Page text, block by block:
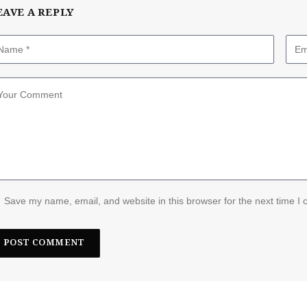
A REPLY
Save my name, email, and website in this browser for the next time I